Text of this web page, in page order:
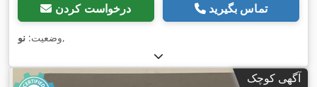
درخواست کردن تماس بگیرید
وضعیت: نو ,
آگهی کوچک